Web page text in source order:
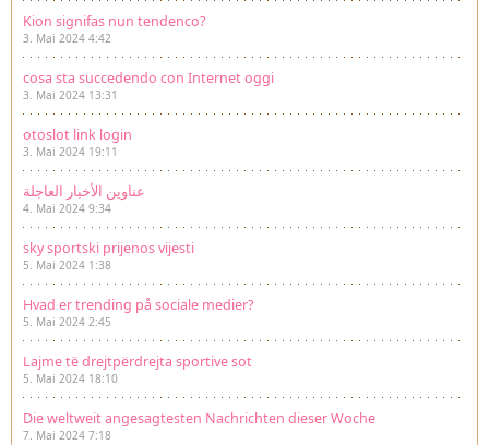
Kion signifas nun tendenco?
3. Mai 2024 4:42
cosa sta succedendo con Internet oggi
3. Mai 2024 13:31
otoslot link login
3. Mai 2024 19:11
عناوين الأخبار العاجلة
4. Mai 2024 9:34
sky sportski prijenos vijesti
5. Mai 2024 1:38
Hvad er trending på sociale medier?
5. Mai 2024 2:45
Lajme të drejtpërdrejta sportive sot
5. Mai 2024 18:10
Die weltweit angesagtesten Nachrichten dieser Woche
7. Mai 2024 7:18